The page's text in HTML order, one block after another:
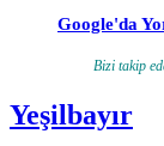
Google'da
Bizi takip
Yeşilbayır